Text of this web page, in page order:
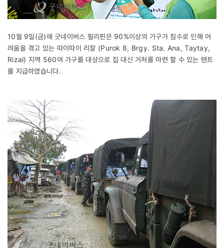
10월 9일(금)에 굿네이버스 필리핀은 90%이상의 가구가 침수로 인해 어
려움을 겪고 있는 따이따이 리잘 (Purok 8, Brgy. Sta. Ana, Taytay,
Rizal) 지역 560여 가구를 대상으로 집 대신 거처를 마련 할 수 있는 텐트
를 지급하였습니다.